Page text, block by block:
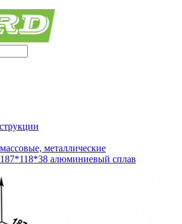
металлические
алюминиевый сплав